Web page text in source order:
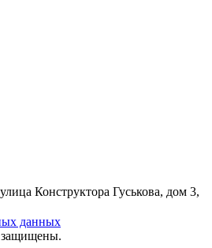
Конструктора Гуськова, дом 3,
данных
защищены.